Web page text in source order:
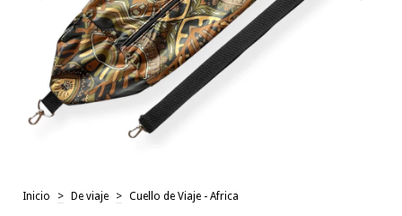
Inicio > De viaje > Cuello de Viaje - Africa